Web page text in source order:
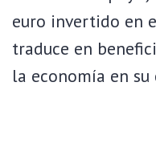
euro invertido en
traduce en
la economía en